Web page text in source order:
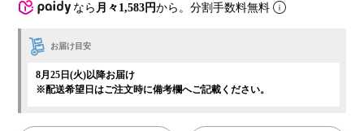
なら 月々1,583円から。分割手数料無料
お届け目安
8月25日(火)以降お届け
※配送希望日はご注文時に備考欄へご記載ください。